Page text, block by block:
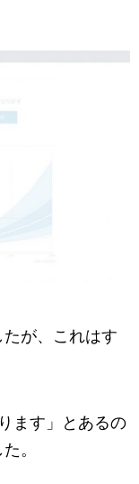
が、これはす
ます」とあるの
。